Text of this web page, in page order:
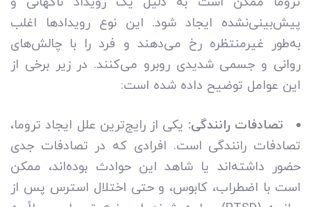
پیش‌بینی‌نشده ایجاد شود. این نوع رویدادها اغلب
به‌طور غیرمنتظره رخ می‌دهند و فرد را با چالش‌های
روانی و جسمی شدیدی روبرو می‌کنند. در زیر برخی از
این عوامل توضیح داده شده است:
تصادفات رانندگی: یکی از رایج‌ترین علل ایجاد تروما،
تصادفات رانندگی است. افرادی که در تصادفات جدی
حضور داشته‌اند یا شاهد این حوادث بوده‌اند، ممکن
است با اضطراب، کابوس، و حتی اختلال استرس پس از